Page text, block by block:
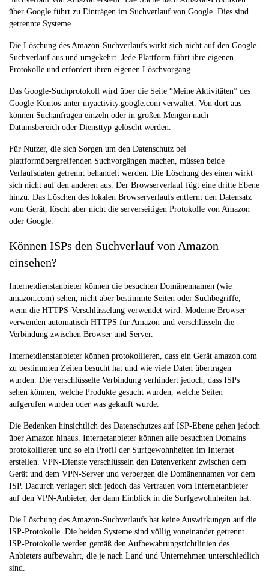
über Google führt zu Einträgen im Suchverlauf von Google. Dies sind
getrennte Systeme.
Die Löschung des Amazon-Suchverlaufs wirkt sich nicht auf den Google-
Suchverlauf aus und umgekehrt. Jede Plattform führt ihre eigenen
Protokolle und erfordert ihren eigenen Löschvorgang.
Das Google-Suchprotokoll wird über die Seite “Meine Aktivitäten” des
Google-Kontos unter myactivity.google.com verwaltet. Von dort aus
können Suchanfragen einzeln oder in großen Mengen nach
Datumsbereich oder Diensttyp gelöscht werden.
Für Nutzer, die sich Sorgen um den Datenschutz bei
plattformübergreifenden Suchvorgängen machen, müssen beide
Verlaufsdaten getrennt behandelt werden. Die Löschung des einen wirkt
sich nicht auf den anderen aus. Der Browserverlauf fügt eine dritte Ebene
hinzu: Das Löschen des lokalen Browserverlaufs entfernt den Datensatz
vom Gerät, löscht aber nicht die serverseitigen Protokolle von Amazon
oder Google.
Können ISPs den Suchverlauf von Amazon
einsehen?
Internetdienstanbieter können die besuchten Domänennamen (wie
amazon.com) sehen, nicht aber bestimmte Seiten oder Suchbegriffe,
wenn die HTTPS-Verschlüsselung verwendet wird. Moderne Browser
verwenden automatisch HTTPS für Amazon und verschlüsseln die
Verbindung zwischen Browser und Server.
Internetdienstanbieter können protokollieren, dass ein Gerät amazon.com
zu bestimmten Zeiten besucht hat und wie viele Daten übertragen
wurden. Die verschlüsselte Verbindung verhindert jedoch, dass ISPs
sehen können, welche Produkte gesucht wurden, welche Seiten
aufgerufen wurden oder was gekauft wurde.
Die Bedenken hinsichtlich des Datenschutzes auf ISP-Ebene gehen jedoch
über Amazon hinaus. Internetanbieter können alle besuchten Domains
protokollieren und so ein Profil der Surfgewohnheiten im Internet
erstellen. VPN-Dienste verschlüsseln den Datenverkehr zwischen dem
Gerät und dem VPN-Server und verbergen die Domänennamen vor dem
ISP. Dadurch verlagert sich jedoch das Vertrauen vom Internetanbieter
auf den VPN-Anbieter, der dann Einblick in die Surfgewohnheiten hat.
Die Löschung des Amazon-Suchverlaufs hat keine Auswirkungen auf die
ISP-Protokolle. Die beiden Systeme sind völlig voneinander getrennt.
ISP-Protokolle werden gemäß den Aufbewahrungsrichtlinien des
Anbieters aufbewahrt, die je nach Land und Unternehmen unterschiedlich
sind.